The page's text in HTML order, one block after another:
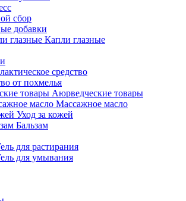
сбор
добавки
Капли глазные
средство
от похмелья
Аюрведческие товары
Массажное масло
Уход за кожей
Бальзам
для растирания
для умывания